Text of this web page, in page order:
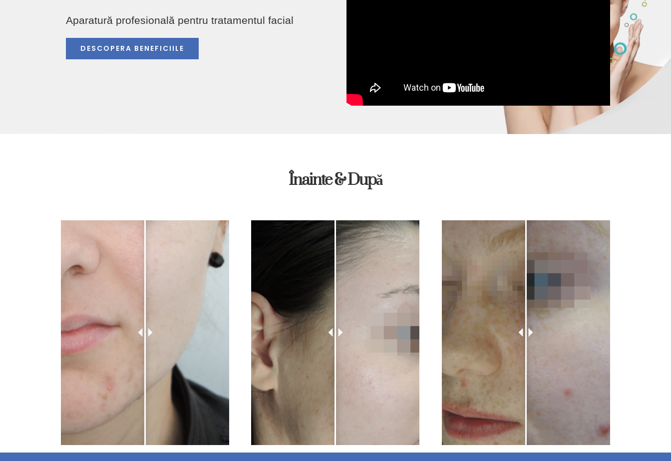
Aparatură profesională pentru tratamentul facial
DESCOPERA BENEFICIILE
Înainte & După